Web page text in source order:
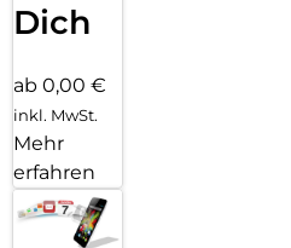
Dich
ab 0,00 €
inkl. MwSt.
Mehr
erfahren